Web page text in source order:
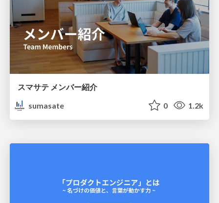
スマサテ メンバー紹介
sumasate
0 1.2k